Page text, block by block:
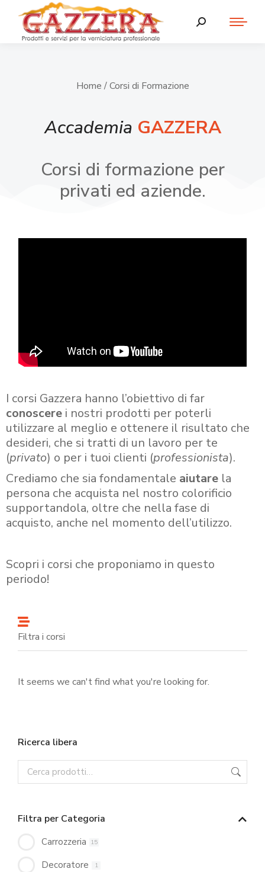
Home / Corsi di Formazione
Accademia GAZZERA
Corsi di formazione per
privati ed aziende.
I corsi Gazzera hanno l’obiettivo di far
conoscere i nostri prodotti per poterli
utilizzare al meglio e ottenere il risultato che
desideri, che si tratti di un lavoro per te
(privato) o per i tuoi clienti (professionista).
Crediamo che sia fondamentale aiutare la
persona che acquista nel nostro colorificio
supportandola, oltre che nella fase di
acquisto, anche nel momento dell’utilizzo.
Scopri i corsi che proponiamo in questo
periodo!
Filtra i corsi
It seems we can't find what you're looking for.
Ricerca libera
Filtra per Categoria
Carrozzeria 15
Decoratore 1